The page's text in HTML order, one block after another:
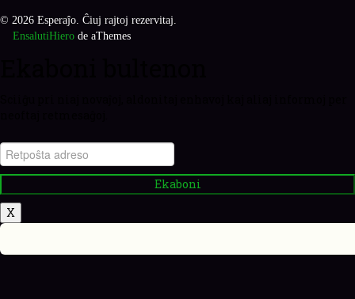
© 2026 Esperaĵo. Ĉiuj rajtoj rezervitaj.
EnsalutiHiero de aThemes
Ekaboni
X